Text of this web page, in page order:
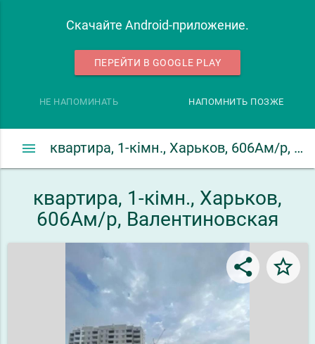
Скачайте Android-приложение.
ПЕРЕЙТИ В GOOGLE PLAY
НЕ НАПОМИНАТЬ НАПОМНИТЬ ПОЗЖЕ
квартира, 1-кімн., Харьков, 606Ам/р, Валентиновская
menu
квартира, 1-кімн., Харьков,
606Ам/р, Валентиновская
share star_border